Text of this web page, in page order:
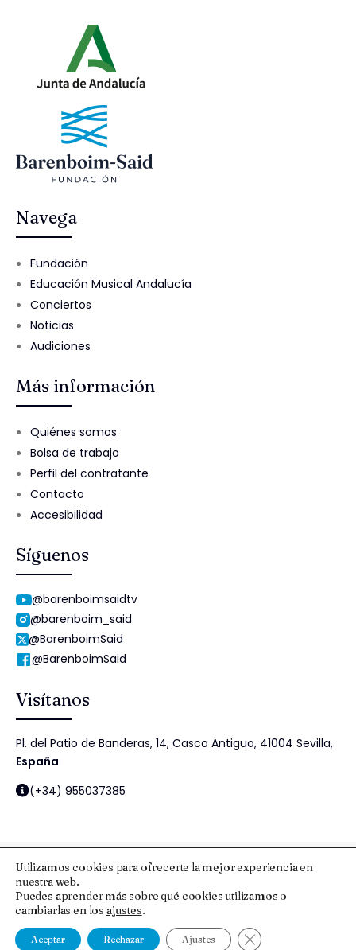
Navega
Fundación
Educación Musical Andalucía
Conciertos
Noticias
Audiciones
Más información
Quiénes somos
Bolsa de trabajo
Perfil del contratante
Contacto
Accesibilidad
Síguenos
@barenboimsaidtv
@barenboim_said
@BarenboimSaid
@BarenboimSaid
Visítanos
Pl. del Patio de Banderas, 14, Casco Antiguo, 41004 Sevilla,
España
(+34) 955037385
© 2025 Fundación Barenboim-Said
Aviso Legal y Protección de Datos
Política de cookiesPolítica de Seguridad de la Información
Utilizamos cookies para ofrecerte la mejor experiencia en
nuestra web.
Puedes aprender más sobre qué cookies utilizamos o
cambiarlas en los ajustes.
Aceptar Rechazar Ajustes Cerrar el banner de